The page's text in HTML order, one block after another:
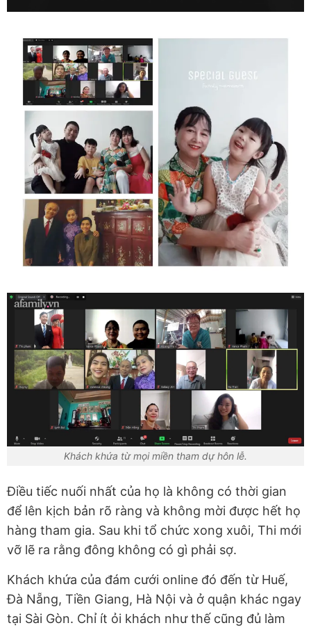
Khách khứa từ mọi miền tham dự hôn lễ.
Điều tiếc nuối nhất của họ là không có thời gian
để lên kịch bản rõ ràng và không mời được hết họ
hàng tham gia. Sau khi tổ chức xong xuôi, Thi mới
vỡ lẽ ra rằng đông không có gì phải sợ.
Khách khứa của đám cưới online đó đến từ Huế,
Đà Nẵng, Tiền Giang, Hà Nội và ở quận khác ngay
tại Sài Gòn. Chỉ ít ỏi khách như thế cũng đủ làm